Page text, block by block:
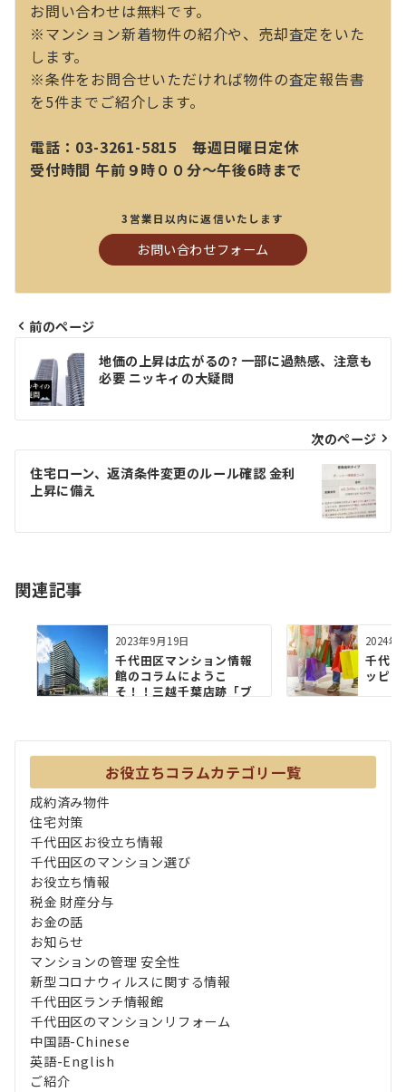
お問い合わせは無料です。
※マンション新着物件の紹介や、売却査定をいた
します。
※条件をお問合せいただければ物件の査定報告書
を5件までご紹介します。
電話：03-3261-5815 毎週日曜日定休
受付時間 午前９時００分～午後6時まで
3営業日以内に返信いたします
お問い合わせフォーム
稿
ナ
ビ
ゲ
ー
シ
ン
前のページ
地価の上昇は広がるの? 一部に過熱感、注意も
必要 ニッキィの大疑問
次のページ
住宅ローン、返済条件変更のルール確認 金利
上昇に備え
関連記事
2023年9月19日
千代田区マンション情報
館のコラムにようこ
そ！！三越千葉店跡「ブ
2024年
千代
ッピ
お役立ちコラムカテゴリ一覧
成約済み物件
住宅対策
千代田区お役立ち情報
千代田区のマンション選び
お役立ち情報
税金 財産分与
お金の話
お知らせ
マンションの管理 安全性
新型コロナウィルスに関する情報
千代田区ランチ情報館
千代田区のマンションリフォーム
中国語-Chinese
英語-English
ご紹介